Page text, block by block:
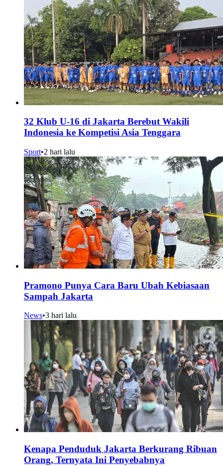
32 Klub U-16 di Jakarta Berebut Wakili
Indonesia ke Kompetisi Asia Tenggara
Sport•2 hari lalu
Pramono Punya Cara Baru Ubah Kebiasaan
Sampah Jakarta
News•3 hari lalu
Kenapa Penduduk Jakarta Berkurang Ribuan
Orang, Ternyata Ini Penyebabnya